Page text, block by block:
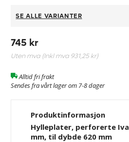
SE ALLE VARIANTER
745 kr
Uten mva (Inkl mva 931,25 kr)
Alltid fri frakt
Sendes fra vårt lager om 7-8 dager
Produktinformasjon
Hylleplater, perforerte
mm, til dybde 620 mm